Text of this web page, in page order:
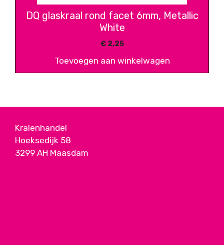
DQ glaskraal rond facet 6mm, Metallic
White
€2,25
Toevoegen aan winkelwagen
Kralenhandel
Hoeksedijk 58
3299 AH Maasdam